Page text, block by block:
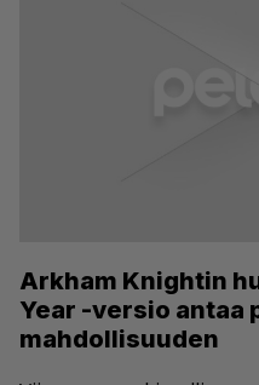
Arkham Knightin
Year -versio antaa
mahdollisuuden